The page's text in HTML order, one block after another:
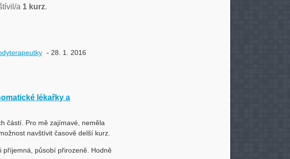
a 1 kurz.
- 28. 1. 2016
lékařky a
částí. Pro mě zajímavé, neměla
navštívit časově delší kurz.
příjemná, působí přirozeně. Hodně